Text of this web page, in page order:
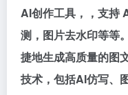
AI创作工具，，支持
测，图片去水印等等。
捷地生成高质量的图
技术，包括AI仿写、